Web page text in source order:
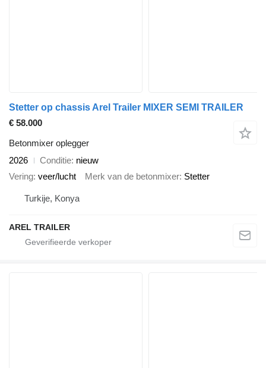
Stetter op chassis Arel Trailer MIXER SEMI TRAILER
€ 58.000
Betonmixer oplegger
2026
Conditie nieuw
Vering veer/lucht Merk van de betonmixer Stetter
Turkije, Konya
AREL TRAILER